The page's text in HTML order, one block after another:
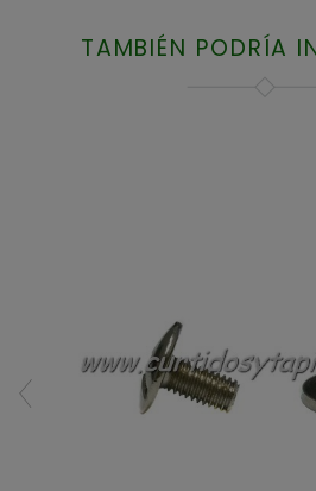
TAMBIÉN PODRÍA